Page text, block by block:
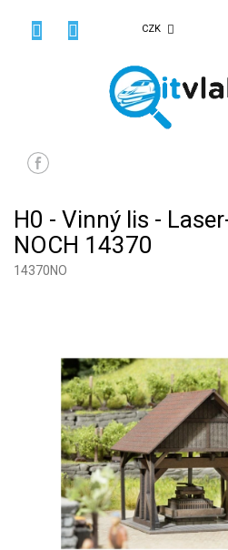
CZK
H0 - Vinný lis -
NOCH 14370
14370NO